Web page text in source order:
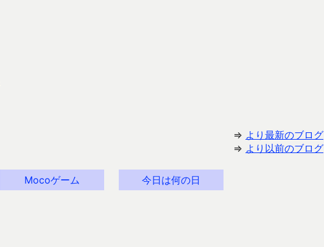
⇒ より最新のブログ
⇒ より以前のブログ
Mocoゲーム 今日は何の日